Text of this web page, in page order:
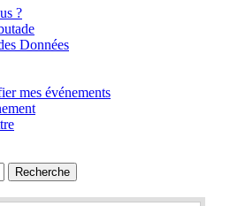
?
Données
mes événements